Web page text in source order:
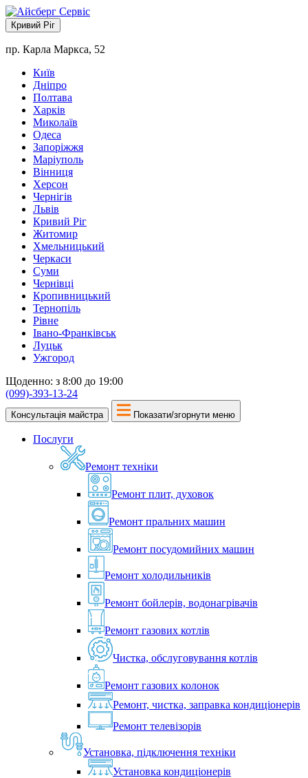
Кривий Ріг
пр. Карла Маркса, 52
Київ
Дніпро
Полтава
Харків
Миколаїв
Одеса
Запоріжжя
Маріуполь
Вінниця
Херсон
Чернігів
Львів
Кривий Ріг
Житомир
Хмельницький
Черкаси
Суми
Чернівці
Кропивницький
Тернопіль
Рівне
Івано-Франківськ
Луцьк
Ужгород
Щоденно: з 8:00 до 19:00
(099)-393-13-24
Консультація майстра Показати/згорнути меню
Послуги
Ремонт техніки
Ремонт плит, духовок
Ремонт пральних машин
Ремонт посудомийних машин
Ремонт холодильників
Ремонт бойлерів, водонагрівачів
Ремонт газових котлів
Чистка, обслуговування котлів
Ремонт газових колонок
Ремонт, чистка, заправка кондиціонерів
Ремонт телевізорів
Установка, підключення техніки
Установка кондиціонерів